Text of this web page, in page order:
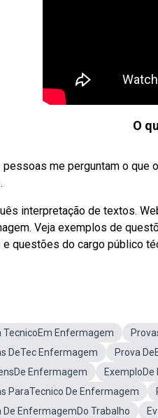
O
pessoas me perguntam o
interpretação de textos.
Veja exemplos de
e questões do cargo público
TecnicoEm Enfermagem
DeTec Enfermagem
Prova
Enfermagem
ParaTecnico De Enfermagem
De EnfermagemDo Trabalho